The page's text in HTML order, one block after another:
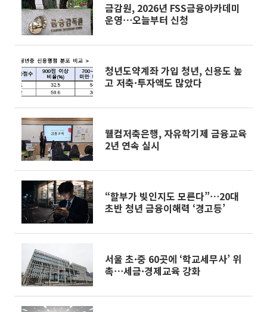
금감원, 2026년 FSS금융아카데미
운영⋯오늘부터 신청
청년도약계좌 가입 청년, 신용도 높
고 저축·투자액도 많았다
웰컴저축은행, 자유학기제 금융교육
2년 연속 실시
“할부가 빚인지도 모른다”⋯20대
초반 청년 금융이해력 ‘경고등’
서울 초·중 60곳에 ‘학교세무사’ 위
촉⋯세금·경제교육 강화